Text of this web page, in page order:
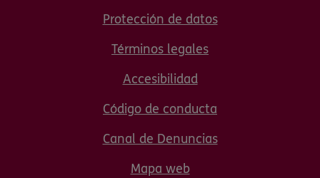
Protección de datos
Términos legales
Accesibilidad
Código de conducta
Canal de Denuncias
Mapa web